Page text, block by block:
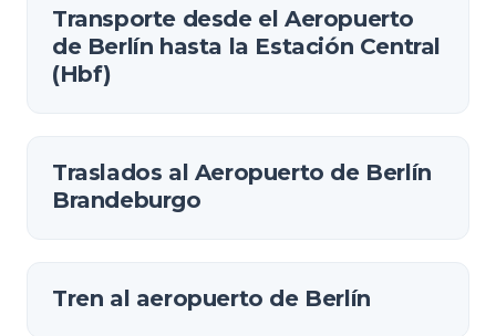
Transporte desde el Aeropuerto
de Berlín hasta la Estación Central
(Hbf)
Traslados al Aeropuerto de Berlín
Brandeburgo
Tren al aeropuerto de Berlín